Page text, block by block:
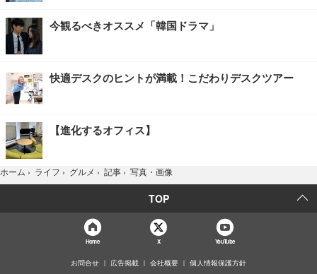
今観るべきオススメ「韓国ドラマ」
快適デスクのヒントが満載！こだわりデスクツアー
【進化するオフィス】
ホーム › ライフ › グルメ › 記事 › 写真・画像
TOP
Home X YouTube
お問合せ 広告掲載 会社概要 個人情報保護方針